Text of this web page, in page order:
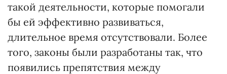
такой деятельности, которые помогали
бы ей эффективно развиваться,
длительное время отсутствовали. Более
того, законы были разработаны так, что
появились препятствия между